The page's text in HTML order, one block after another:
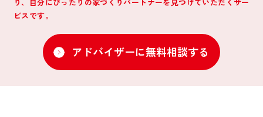
ビスです。
アドバイザーに無料相談する